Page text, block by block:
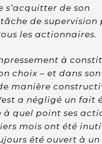
s’acquitter de son
de supervision
les actionnaires.
à
choix – et dans
manière
a négligé un fait
à quel point ses
mois ont été
été ouvert à un